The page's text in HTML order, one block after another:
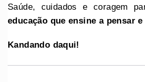
Saúde, cuidados e coragem
educação que ensine a pensar
Kandando daqui!